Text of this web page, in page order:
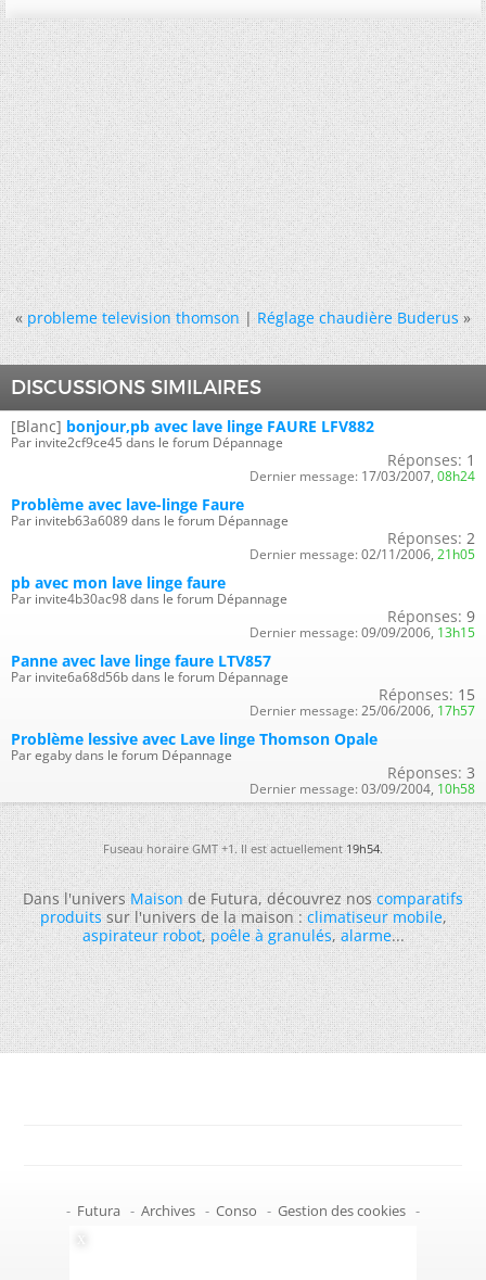
« probleme television thomson|Réglage chaudière Buderus »
DISCUSSIONS SIMILAIRES
[Blanc] bonjour,pb avec lave linge FAURE LFV882
Par invite2cf9ce45 dans le forum Dépannage
Réponses: 1
Dernier message: 17/03/2007, 08h24
Problème avec lave-linge Faure
Par inviteb63a6089 dans le forum Dépannage
Réponses: 2
Dernier message: 02/11/2006, 21h05
pb avec mon lave linge faure
Par invite4b30ac98 dans le forum Dépannage
Réponses: 9
Dernier message: 09/09/2006, 13h15
Panne avec lave linge faure LTV857
Par invite6a68d56b dans le forum Dépannage
Réponses: 15
Dernier message: 25/06/2006, 17h57
Problème lessive avec Lave linge Thomson Opale
Par egaby dans le forum Dépannage
Réponses: 3
Dernier message: 03/09/2004, 10h58
Fuseau horaire GMT +1. Il est actuellement19h54.
Dans l'universMaisonde Futura, découvrez noscomparatifs
produitssur l'univers de la maison :climatiseur mobile,
aspirateur robot,poêle à granulés,alarme...
- Futura - Archives - Conso - Gestion des cookies -